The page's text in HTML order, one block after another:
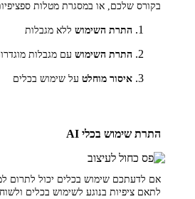
בקורס שלכם, או במסגרת מטלות
התרת השימוש ללא מגבלות
התרת השימוש עם מגבלות
איסור מוחלט על שימוש בכלים
התרת שימוש בכלי AI
אם לדעתכם שימוש בכלים יכול לתרום
לתאם ציפיות בנוגע לשימוש בכלים